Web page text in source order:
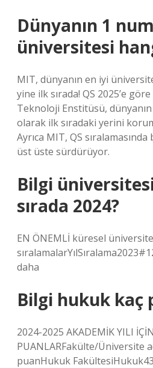
Dünyanın 1
üniversitesi
MIT, dünyanın en iyi
yine ilk sırada! QS 2025’e
Teknoloji Enstitüsü,
olarak ilk sıradaki yerini
Ayrıca MIT, QS
üst üste sürdürüyor.
Bilgi üniversitesi
sırada 2024?
EN ÖNEMLİ küresel
daha
Bilgi hukuk kaç
2024-2025 AKADEMİK YILI
PUANLARFakülte/Üniversite
puanHukuk